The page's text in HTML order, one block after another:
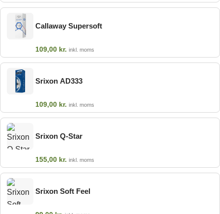
Callaway Supersoft
109,00 kr. inkl. moms
Srixon AD333
109,00 kr. inkl. moms
Srixon Q-Star
155,00 kr. inkl. moms
Srixon Soft Feel